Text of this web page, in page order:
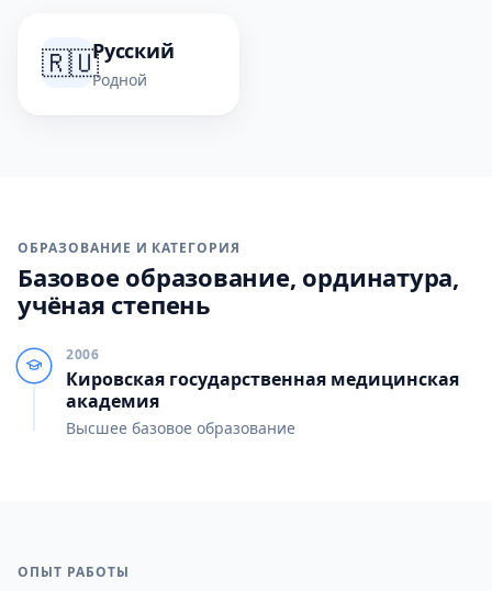
🇷🇺Русский
Родной
ОБРАЗОВАНИЕ И КАТЕГОРИЯ
Базовое образование, ординатура,
учёная степень
2006
Кировская государственная медицинская
академия
Высшее базовое образование
ОПЫТ РАБОТЫ